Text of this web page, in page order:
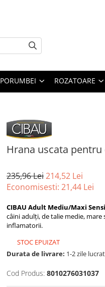
PORUMBEI ROZATOARE
Hrana uscata pentru
235,96 Lei214,52 Lei
Economisesti: 21,44 Lei
CIBAU Adult Mediu/Maxi
câini adulți, de talie medie,
inflamatorii.
STOC EPUIZAT
Durata de livrare: 1-2 zile
Cod Produs: 8010276031037